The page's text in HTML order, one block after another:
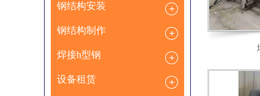
钢结构安装
钢结构制作
焊接h型钢
设备租赁